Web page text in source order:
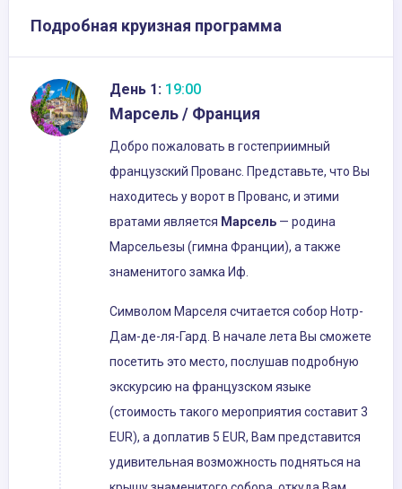
Подробная круизная программа
День 1: 19:00
Марсель / Франция
Добро пожаловать в гостеприимный
французский Прованс. Представьте, что Вы
находитесь у ворот в Прованс, и этими
вратами является Марсель — родина
Марсельезы (гимна Франции), а также
знаменитого замка Иф.
Символом Марселя считается собор Нотр-
Дам-де-ля-Гард. В начале лета Вы сможете
посетить это место, послушав подробную
экскурсию на французском языке
(стоимость такого мероприятия составит 3
EUR), а доплатив 5 EUR, Вам представится
удивительная возможность подняться на